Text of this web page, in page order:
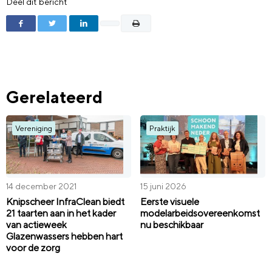
Gerelateerd
Vereniging
14 december 2021
Knipscheer InfraClean biedt
21 taarten aan in het kader
van actieweek
Glazenwassers hebben hart
voor de zorg
Praktijk
15 juni 2026
Eerste visuele
modelarbeidsovereenkomst
nu beschikbaar